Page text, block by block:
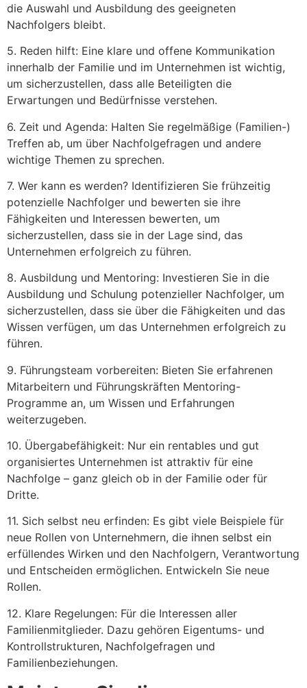
die Auswahl und Ausbildung des geeigneten
Nachfolgers bleibt.
5. Reden hilft: Eine klare und offene Kommunikation
innerhalb der Familie und im Unternehmen ist wichtig,
um sicherzustellen, dass alle Beteiligten die
Erwartungen und Bedürfnisse verstehen.
6. Zeit und Agenda: Halten Sie regelmäßige (Familien-)
Treffen ab, um über Nachfolgefragen und andere
wichtige Themen zu sprechen.
7. Wer kann es werden? Identifizieren Sie frühzeitig
potenzielle Nachfolger und bewerten sie ihre
Fähigkeiten und Interessen bewerten, um
sicherzustellen, dass sie in der Lage sind, das
Unternehmen erfolgreich zu führen.
8. Ausbildung und Mentoring: Investieren Sie in die
Ausbildung und Schulung potenzieller Nachfolger, um
sicherzustellen, dass sie über die Fähigkeiten und das
Wissen verfügen, um das Unternehmen erfolgreich zu
führen.
9. Führungsteam vorbereiten: Bieten Sie erfahrenen
Mitarbeitern und Führungskräften Mentoring-
Programme an, um Wissen und Erfahrungen
weiterzugeben.
10. Übergabefähigkeit: Nur ein rentables und gut
organisiertes Unternehmen ist attraktiv für eine
Nachfolge – ganz gleich ob in der Familie oder für
Dritte.
11. Sich selbst neu erfinden: Es gibt viele Beispiele für
neue Rollen von Unternehmern, die ihnen selbst ein
erfüllendes Wirken und den Nachfolgern, Verantwortung
und Entscheiden ermöglichen. Entwickeln Sie neue
Rollen.
12. Klare Regelungen: Für die Interessen aller
Familienmitglieder. Dazu gehören Eigentums- und
Kontrollstrukturen, Nachfolgefragen und
Familienbeziehungen.